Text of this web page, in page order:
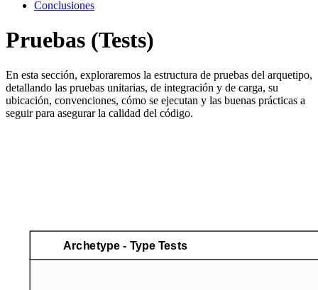
Conclusiones
Pruebas (Tests)
En esta sección, exploraremos la estructura de pruebas del arquetipo,
detallando las pruebas unitarias, de integración y de carga, su
ubicación, convenciones, cómo se ejecutan y las buenas prácticas a
seguir para asegurar la calidad del código.